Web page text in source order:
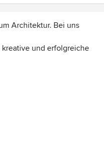
Architektur. Bei uns
und erfolgreiche
Interessen und
für eine gemeinsame
tätig. In dieser
Ingenieuren und
Sie letztendlich als
Baulogistik,
Zeit- und